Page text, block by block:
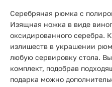
Серебряная рюмка с
Изящная ножка в виде
оксидированного серебра.
излишеств в украшении
любую сервировку стола.
комплект, подобрав
подарка можно